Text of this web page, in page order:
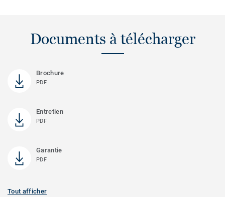
Documents à télécharger
Brochure
PDF
Entretien
PDF
Garantie
PDF
Tout afficher